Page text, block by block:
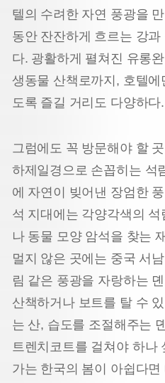
텔의 수려한 자연 풍광을
동안 잔잔하게 흐르는 강
다. 광활하게 펼쳐진 유롱
생동물 산책로까지, 호텔
도록 즐길 거리도 다양하다.
그럼에도 꼭 방문해야 할
하제일경으로 손꼽히는 석
에 자연이 빚어낸 장엄한
석 지대에는 각양각색의 석
나 동물 모양 암석을 찾는
멀지 않은 곳에는 중국 서
림 같은 풍광을 자랑하는
산책하거나 보트를 탈 수
는 산, 습도를 조절해주는
트렌치코트를 걸쳐야 하나
가는 한국의 봄이 아쉽다